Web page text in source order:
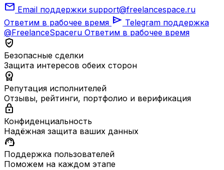
mail Email поддержки support@freelancespace.ru
Ответим в рабочее время send Telegram поддержка
@FreelanceSpaceru Ответим в рабочее время
verified_user
Безопасные сделки
Защита интересов обеих сторон
workspace_premium
Репутация исполнителей
Отзывы, рейтинги, портфолио и верификация
lock
Конфиденциальность
Надёжная защита ваших данных
support_agent
Поддержка пользователей
Поможем на каждом этапе